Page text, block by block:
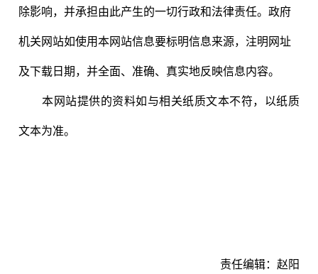
除影响，并承担由此产生的一切行政和法律责任。政府
机关网站如使用本网站信息要标明信息来源，注明网址
及下载日期，并全面、准确、真实地反映信息内容。
本网站提供的资料如与相关纸质文本不符，以纸质
文本为准。
责任编辑： 赵阳